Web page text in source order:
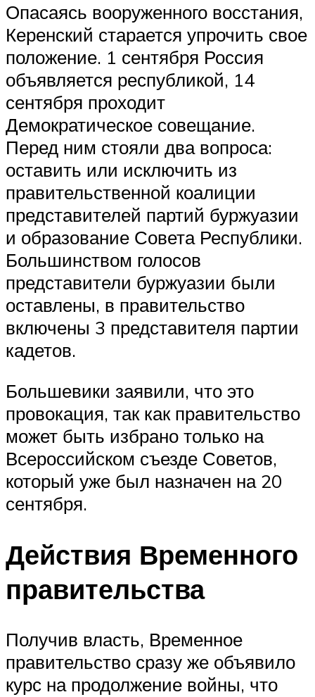
Опасаясь вооруженного восстания,
Керенский старается упрочить свое
положение. 1 сентября Россия
объявляется республикой, 14
сентября проходит
Демократическое совещание.
Перед ним стояли два вопроса:
оставить или исключить из
правительственной коалиции
представителей партий буржуазии
и образование Совета Республики.
Большинством голосов
представители буржуазии были
оставлены, в правительство
включены 3 представителя партии
кадетов.
Большевики заявили, что это
провокация, так как правительство
может быть избрано только на
Всероссийском съезде Советов,
который уже был назначен на 20
сентября.
Действия Временного
правительства
Получив власть, Временное
правительство сразу же объявило
курс на продолжение войны, что